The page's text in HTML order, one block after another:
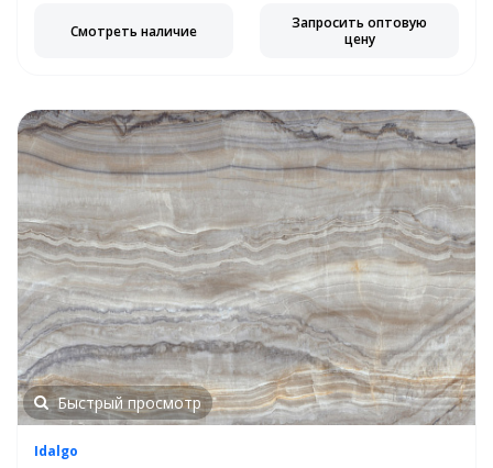
Смотреть наличие
Запросить оптовую
цену
Быстрый просмотр
Idalgo